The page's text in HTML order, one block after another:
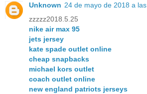
Unknown 24 de mayo de 2018 a las
zzzzz2018.5.25
nike air max 95
jets jersey
kate spade outlet online
cheap snapbacks
michael kors outlet
coach outlet online
new england patriots jerseys